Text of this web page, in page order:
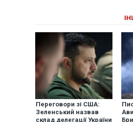
Переговори зі США:
Зеленський назвав
склад делегації України